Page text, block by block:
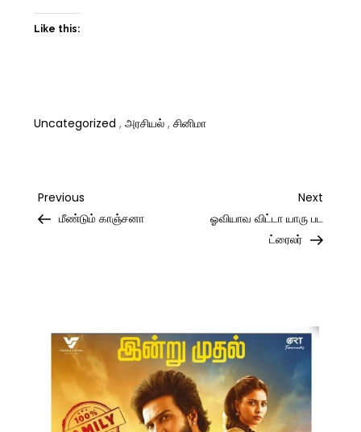
Like this:
Uncategorized ,அரசியல் ,சினிமா
Post
Previous
Post
Previous
மீண்டும் காஞ்சனா
Next
Post
Next
ஓவியாவ விட்டா யாரு பட
ட்ரைலர்